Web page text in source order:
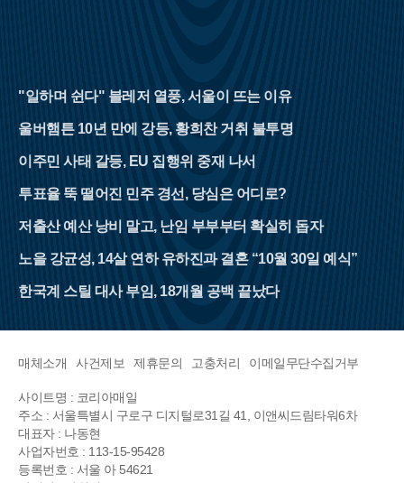
"일하며 쉰다" 블레저 열풍, 서울이 뜨는 이유
울버햄튼 10년 만에 강등, 황희찬 거취 불투명
이주민 사태 갈등, EU 집행위 중재 나서
투표율 뚝 떨어진 민주 경선, 당심은 어디로?
저출산 예산 낭비 말고, 난임 부부부터 확실히 돕자
노을 강균성, 14살 연하 유하진과 결혼 “10월 30일 예식”
한국계 스틸 대사 부임, 18개월 공백 끝났다
매체소개 사건제보 제휴문의 고충처리 이메일무단수집거부
사이트명 : 코리아매일
주소 : 서울특별시 구로구 디지털로31길 41, 이앤씨드림타워6차
대표자 : 나동현
사업자번호 : 113-15-95428
등록번호 : 서울 아 54621